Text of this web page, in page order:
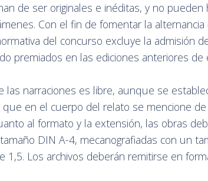
de ser originales e inéditas, y no pueden
Con el fin de fomentar la
del concurso excluye la admisión
premiados en las ediciones anteriores
las narraciones es libre, aunque se
que en el cuerpo del relato se mencione
al formato y la extensión, las obras
DIN A-4, mecanografiadas con un
1,5. Los archivos deberán remitirse en